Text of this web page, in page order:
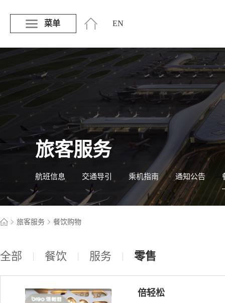
菜单 EN
旅客服务
航班信息 交通导引 乘机指南 通知公告
旅客服务 餐饮购物
全部 餐饮 服务 零售
倍轻松